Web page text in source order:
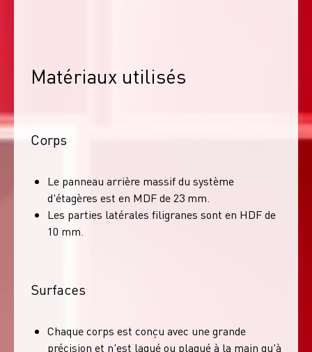
Matériaux utilisés
Corps
Le panneau arrière massif du système
d'étagères est en MDF de 23 mm.
Les parties latérales filigranes sont en HDF de
10 mm.
Surfaces
Chaque corps est conçu avec une grande
précision et n'est laqué ou plaqué à la main qu'à